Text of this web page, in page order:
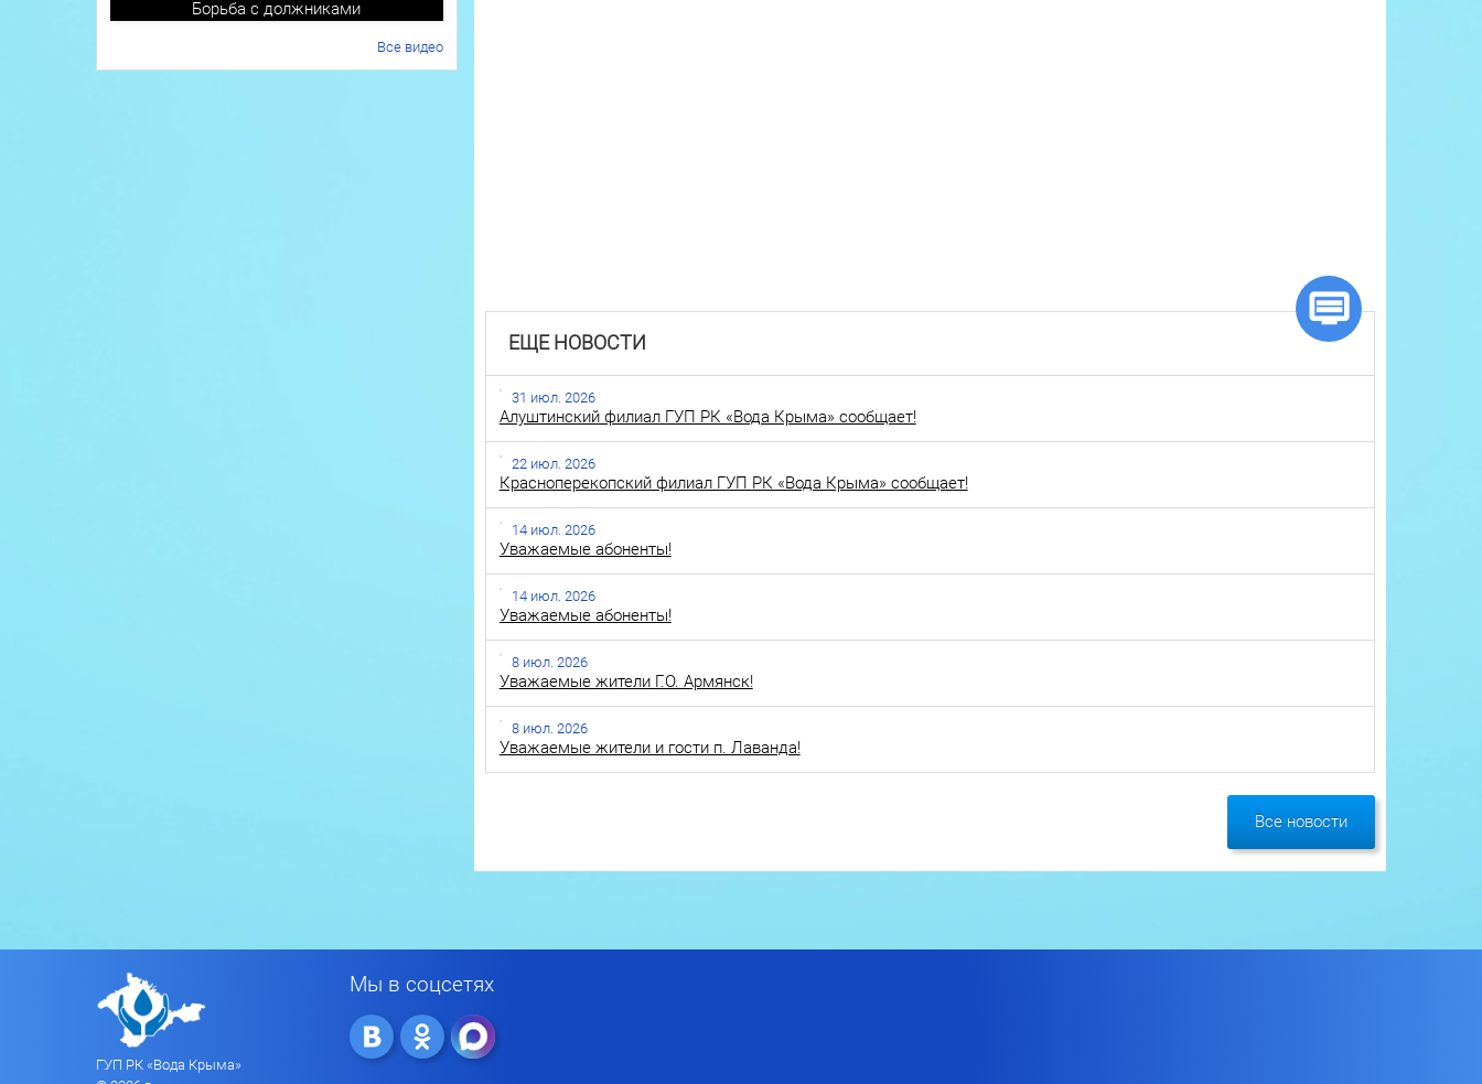
ЕЩЕ НОВОСТИ
31 июл. 2026
Алуштинский филиал ГУП РК «Вода Крыма» сообщает!
22 июл. 2026
Красноперекопский филиал ГУП РК «Вода Крыма» сообщает!
14 июл. 2026
Уважаемые абоненты!
14 июл. 2026
Уважаемые абоненты!
8 июл. 2026
Уважаемые жители Г.О. Армянск!
8 июл. 2026
Уважаемые жители и гости п. Лаванда!
Все новости
Борьба с должниками
Все видео
ГУП РК «Вода Крыма»
Мы в соцсетях